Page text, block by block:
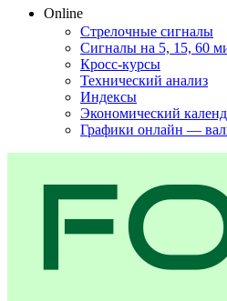
Online
Стрелочные сигналы
Сигналы на 5, 15, 60
Кросс-курсы
Технический анализ
Индексы
Экономический
Графики онлайн —